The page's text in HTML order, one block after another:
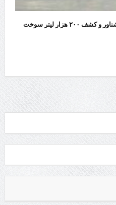
فرمانده مرزبانی فراجا از توقیف ۵ شناور و کشف ۲۰۰ هزار لیتر سوخت